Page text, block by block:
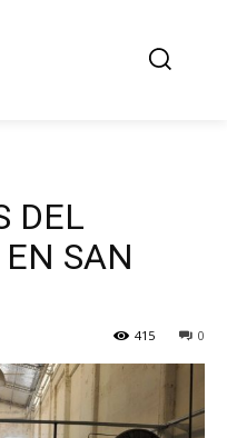
DEL
SAN
0
415